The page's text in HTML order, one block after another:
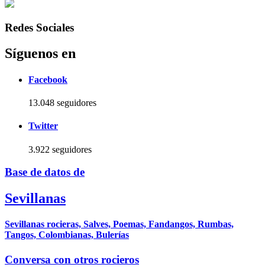
Redes Sociales
Síguenos en
Facebook
13.048 seguidores
Twitter
3.922 seguidores
Base de datos de
Sevillanas
Sevillanas rocieras, Salves, Poemas, Fandangos, Rumbas,
Tangos, Colombianas, Bulerías
Conversa con otros rocieros